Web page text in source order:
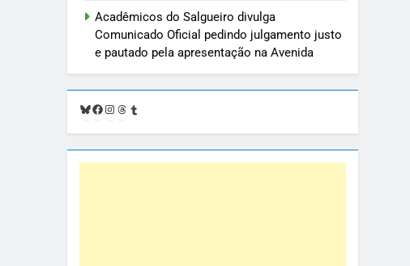
Acadêmicos do Salgueiro divulga
Comunicado Oficial pedindo julgamento justo
e pautado pela apresentação na Avenida
Bluesky
Facebook
Instagram
Threads